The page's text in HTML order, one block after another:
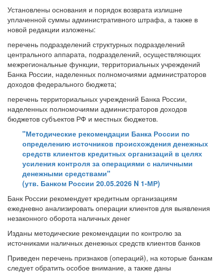
Установлены основания и порядок возврата излишне
уплаченной суммы административного штрафа, а также в
новой редакции изложены:
перечень подразделений структурных подразделений
центрального аппарата, подразделений, осуществляющих
межрегиональные функции, территориальных учреждений
Банка России, наделенных полномочиями администраторов
доходов федерального бюджета;
перечень территориальных учреждений Банка России,
наделенных полномочиями администраторов доходов
бюджетов субъектов РФ и местных бюджетов.
"Методические рекомендации Банка России по
определению источников происхождения денежных
средств клиентов кредитных организаций в целях
усиления контроля за операциями с наличными
денежными средствами"
(утв. Банком России 20.05.2026 N 1-МР)
Банк России рекомендует кредитным организациям
ежедневно анализировать операции клиентов для выявления
незаконного оборота наличных денег
Изданы методические рекомендации по контролю за
источниками наличных денежных средств клиентов банков
Приведен перечень признаков (операций), на которые банкам
следует обратить особое внимание, а также даны